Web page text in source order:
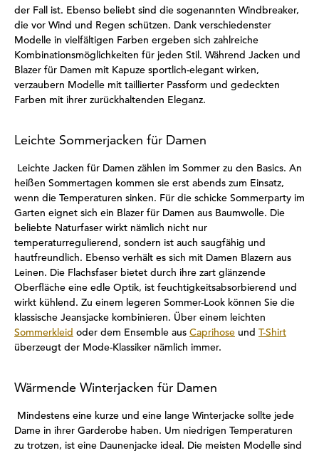
der Fall ist. Ebenso beliebt sind die sogenannten Windbreaker,
die vor Wind und Regen schützen. Dank verschiedenster
Modelle in vielfältigen Farben ergeben sich zahlreiche
Kombinationsmöglichkeiten für jeden Stil. Während Jacken und
Blazer für Damen mit Kapuze sportlich-elegant wirken,
verzaubern Modelle mit taillierter Passform und gedeckten
Farben mit ihrer zurückhaltenden Eleganz.
Leichte Sommerjacken für Damen
Leichte Jacken für Damen zählen im Sommer zu den Basics. An
heißen Sommertagen kommen sie erst abends zum Einsatz,
wenn die Temperaturen sinken. Für die schicke Sommerparty im
Garten eignet sich ein Blazer für Damen aus Baumwolle. Die
beliebte Naturfaser wirkt nämlich nicht nur
temperaturregulierend, sondern ist auch saugfähig und
hautfreundlich. Ebenso verhält es sich mit Damen Blazern aus
Leinen. Die Flachsfaser bietet durch ihre zart glänzende
Oberfläche eine edle Optik, ist feuchtigkeitsabsorbierend und
wirkt kühlend. Zu einem legeren Sommer-Look können Sie die
klassische Jeansjacke kombinieren. Über einem leichten
Sommerkleid oder dem Ensemble aus Caprihose und T-Shirt
überzeugt der Mode-Klassiker nämlich immer.
Wärmende Winterjacken für Damen
Mindestens eine kurze und eine lange Winterjacke sollte jede
Dame in ihrer Garderobe haben. Um niedrigen Temperaturen
zu trotzen, ist eine Daunenjacke ideal. Die meisten Modelle sind